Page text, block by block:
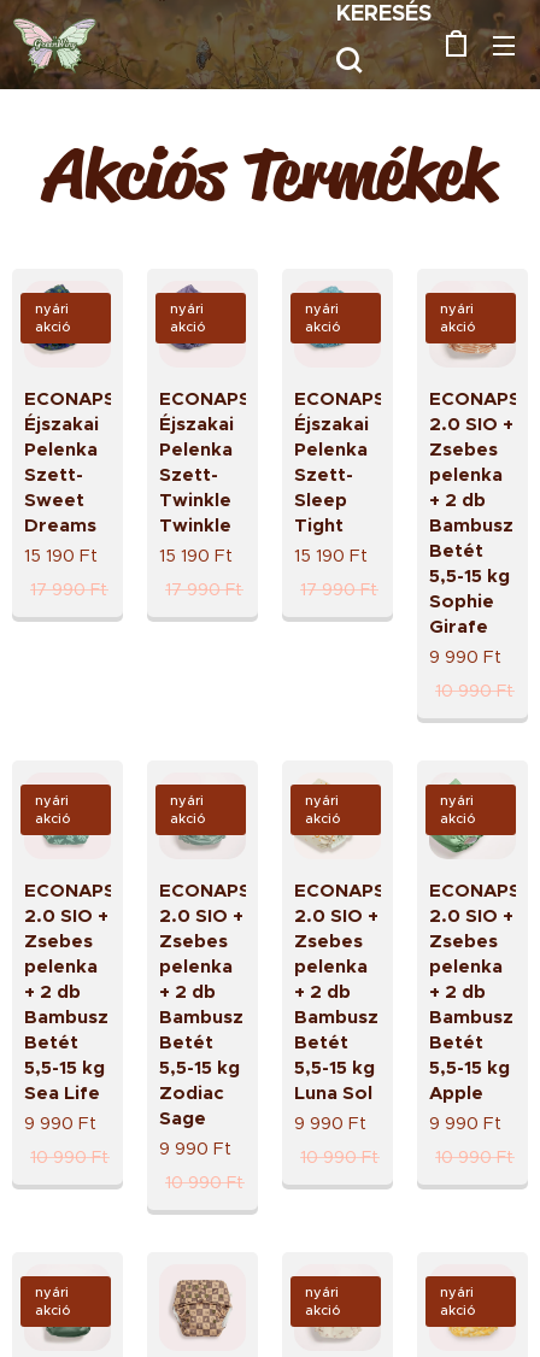
KERESÉS
Akciós Termékek
ECONAPS
Éjszakai
Pelenka
Szett-
Sweet
Dreams
nyári
akció
15 190 Ft
17 990Ft
ECONAPS
Éjszakai
Pelenka
Szett-
Twinkle
Twinkle
nyári
akció
15 190 Ft
17 990Ft
ECONAPS
Éjszakai
Pelenka
Szett-
Sleep
Tight
nyári
akció
15 190 Ft
17 990Ft
ECONAPS
2.0 SIO +
Zsebes
pelenka
+ 2 db
Bambusz
Betét
5,5-15 kg
Sophie
Girafe
nyári
akció
9 990 Ft
10 990Ft
ECONAPS
2.0 SIO +
Zsebes
pelenka
+ 2 db
Bambusz
Betét
5,5-15 kg
Sea Life
nyári
akció
9 990 Ft
10 990Ft
ECONAPS
2.0 SIO +
Zsebes
pelenka
+ 2 db
Bambusz
Betét
5,5-15 kg
Zodiac
Sage
nyári
akció
9 990 Ft
10 990Ft
ECONAPS
2.0 SIO +
Zsebes
pelenka
+ 2 db
Bambusz
Betét
5,5-15 kg
Luna Sol
nyári
akció
9 990 Ft
10 990Ft
ECONAPS
2.0 SIO +
Zsebes
pelenka
+ 2 db
Bambusz
Betét
5,5-15 kg
Apple
nyári
akció
9 990 Ft
10 990Ft
nyári
akció
nyári
akció
nyári
akció